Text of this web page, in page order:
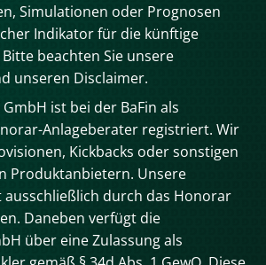
Simulationen oder Prognosen
Indikator für die künftige
beachten Sie unsere
unseren Disclaimer.
GmbH ist bei der BaFin als
Anlageberater registriert. Wir
Kickbacks oder sonstigen
Produktanbietern. Unsere
durch das Honorar
Daneben verfügt die
über eine Zulassung als